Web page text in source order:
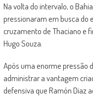
Na volta do intervalo, o
pressionaram em busca do
cruzamento de Thaciano e
Hugo Souza.
Após uma enorme pressão
administrar a vantagem
defensiva que Ramón Diaz